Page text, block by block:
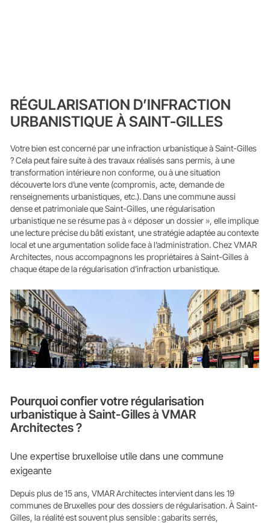
RÉGULARISATION D’INFRACTION
URBANISTIQUE À SAINT-GILLES
Votre bien est concerné par une infraction urbanistique à Saint-Gilles
? Cela peut faire suite à des travaux réalisés sans permis, à une
transformation intérieure non conforme, ou à une situation
découverte lors d’une vente (compromis, acte, demande de
renseignements urbanistiques, etc.). Dans une commune aussi
dense et patrimoniale que Saint-Gilles, une régularisation
urbanistique ne se résume pas à « déposer un dossier », elle implique
une lecture précise du bâti existant, une stratégie adaptée au contexte
local et une argumentation solide face à l’administration. Chez VMAR
Architectes, nous accompagnons les propriétaires à Saint-Gilles à
chaque étape de la régularisation d’infraction urbanistique.
Pourquoi confier votre régularisation
urbanistique à Saint-Gilles à VMAR
Architectes ?
Une expertise bruxelloise utile dans une commune
exigeante
Depuis plus de 15 ans, VMAR Architectes intervient dans les 19
communes de Bruxelles pour des dossiers de régularisation. À Saint-
Gilles, la réalité est souvent plus sensible : gabarits serrés,